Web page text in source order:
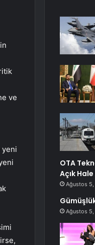
ve
yeni
OTA
Açık
Ağustos
Ağustos